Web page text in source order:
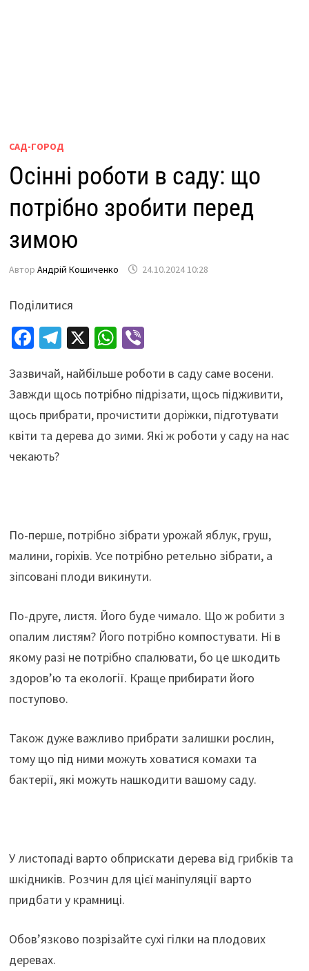
САД-ГОРОД
Осінні роботи в саду: що
потрібно зробити перед
зимою
Автор Андрій Кошиченко 24.10.2024 10:28
Поділитися
Fa
b
o
o
k
Te
gr
a
m
X W
at
sA
p
p
Vi
er
Зазвичай, найбільше роботи в саду саме восени.
Завжди щось потрібно підрізати, щось підживити,
щось прибрати, прочистити доріжки, підготувати
квіти та дерева до зими. Які ж роботи у саду на нас
чекають?
По-перше, потрібно зібрати урожай яблук, груш,
малини, горіхів. Усе потрібно ретельно зібрати, а
зіпсовані плоди викинути.
По-друге, листя. Його буде чимало. Що ж робити з
опалим листям? Його потрібно компостувати. Ні в
якому разі не потрібно спалювати, бо це шкодить
здоров’ю та екології. Краще прибирати його
поступово.
Також дуже важливо прибрати залишки рослин,
тому що під ними можуть ховатися комахи та
бактерії, які можуть нашкодити вашому саду.
У листопаді варто обприскати дерева від грибків та
шкідників. Розчин для цієї маніпуляції варто
придбати у крамниці.
Обов’язково позрізайте сухі гілки на плодових
деревах.